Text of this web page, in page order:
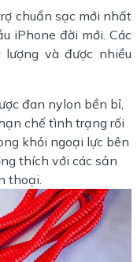
chuẩn sạc mới nhất
iPhone đời mới. Các
và được nhiều
đan nylon bền bỉ,
chế tình trạng rối
khỏi ngoại lực bên
thích với các sản
thoại.